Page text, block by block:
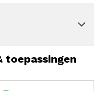
toepassingen